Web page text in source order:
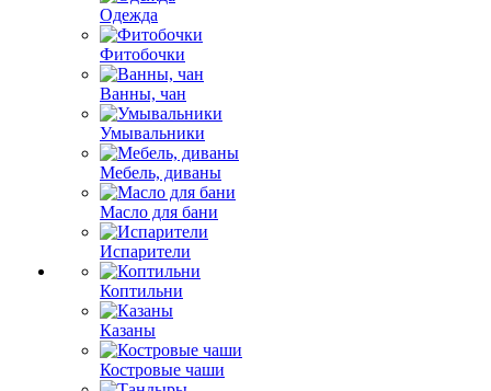
Одежда
Фитобочки
Ванны, чан
Умывальники
Мебель, диваны
Масло для бани
Испарители
Коптильни
Казаны
Костровые чаши